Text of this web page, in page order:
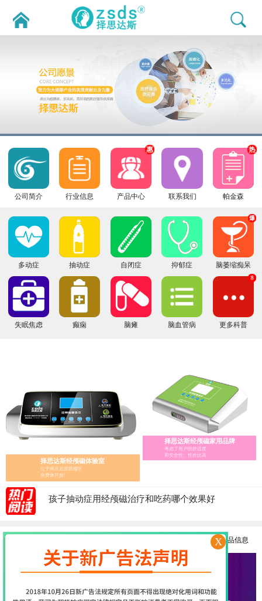
公司简介 行业信息 产品中心
惠
联系我们 帕金森
热
多动症 抽动症 自闭症 抑郁症 脑萎缩痴呆
爆
失眠焦虑 癫痫 脑瘫 脑血管病 更多科普
8
择思达斯经颅磁体验室
位于南京总部鼓楼区
免费体开放!
择思达斯经颅磁家用品牌
考虑了用户的舒适度
和安全性、性价比高
经颅磁家庭版的选择指南
经颅磁 家用——择思达斯经颅磁家用品牌
经颅磁刺激治疗仪怎么辨别真假?
医用经颅磁和家用经颅磁刺激仪的区别
择思达斯经颅磁刺激仪常见问答
孩子抽动症用经颅磁治疗和吃药哪个效果好
更多产品信息
X